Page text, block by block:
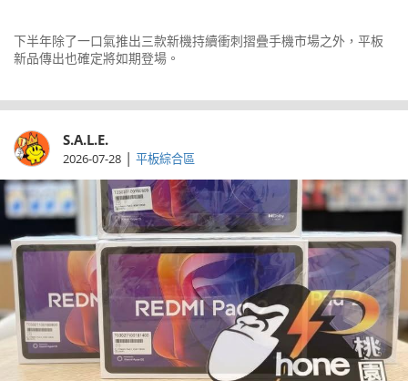
下半年除了一口氣推出三款新機持續衝刺摺疊手機市場之外，平板
新品傳出也確定將如期登場。
S.A.L.E.
2026-07-28 | 平板綜合區